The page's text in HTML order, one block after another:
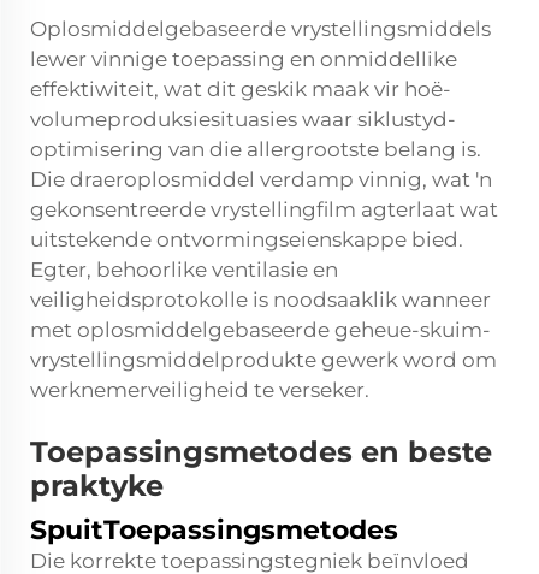
Oplosmiddelgebaseerde vrystellingsmiddels
lewer vinnige toepassing en onmiddellike
effektiwiteit, wat dit geskik maak vir hoë-
volumeproduksiesituasies waar siklustyd-
optimisering van die allergrootste belang is.
Die draeroplosmiddel verdamp vinnig, wat 'n
gekonsentreerde vrystellingfilm agterlaat wat
uitstekende ontvormingseienskappe bied.
Egter, behoorlike ventilasie en
veiligheidsprotokolle is noodsaaklik wanneer
met oplosmiddelgebaseerde geheue-skuim-
vrystellingsmiddelprodukte gewerk word om
werknemerveiligheid te verseker.
Toepassingsmetodes en beste
praktyke
SpuitToepassingsmetodes
Die korrekte toepassingstegniek beïnvloed